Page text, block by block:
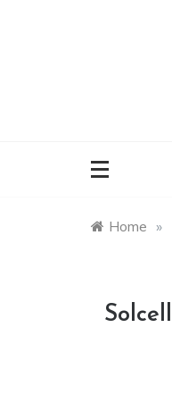
Home »